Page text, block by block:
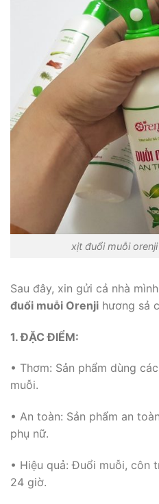
xịt đuổi muỗi
Sau đây, xin gửi cả nhà
đuổi muỗi Orenji hương sả
1. ĐẶC ĐIỂM:
• Thơm: Sản phẩm dùng
muỗi.
• An toàn: Sản phẩm an
phụ nữ.
• Hiệu quả: Đuổi muỗi, côn
24 giờ.